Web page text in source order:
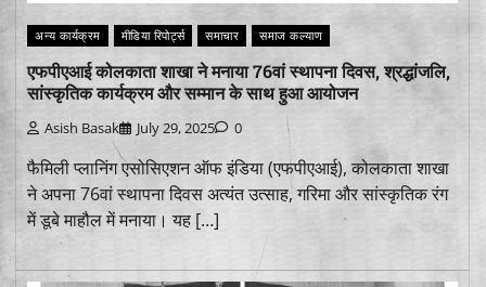
अन्य कार्यक्रम मीडिया रिपोर्ट्स समाचार समाज कल्याण
एफपीएआई कोलकाता शाखा ने मनाया 76वां स्थापना दिवस, श्रद्धांजलि,
सांस्कृतिक कार्यक्रम और सम्मान के साथ हुआ आयोजन
Asish Basak July 29, 2025 0
फैमिली प्लानिंग एसोसिएशन ऑफ इंडिया (एफपीएआई), कोलकाता शाखा
ने अपना 76वां स्थापना दिवस अत्यंत उत्साह, गरिमा और सांस्कृतिक रंग
में डूबे माहौल में मनाया। यह […]